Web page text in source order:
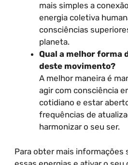
mais simples a
energia coletiva
consciências
planeta.
Qual a melhor forma
deste movimento?
A melhor maneira é
agir com consciência
cotidiano e estar
frequências de
harmonizar o seu ser.
Para obter mais informações